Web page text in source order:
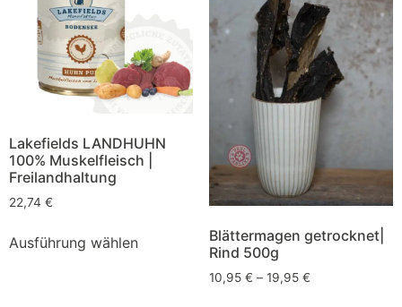
Lakefields LANDHUHN
100% Muskelfleisch |
Freilandhaltung
22,74 €
Ausführung wählen
Blättermagen getrocknet|
Rind 500g
10,95 € – 19,95 €